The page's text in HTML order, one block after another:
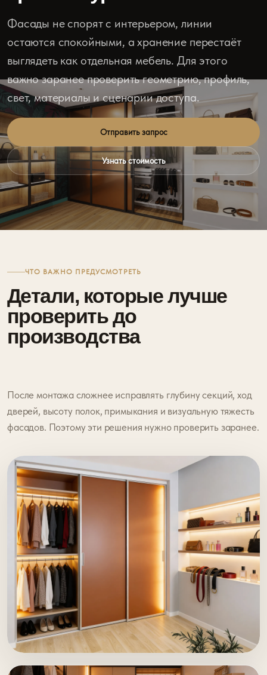
Фасады не спорят с интерьером, линии
остаются спокойными, а хранение перестаёт
выглядеть как отдельная мебель. Для этого
важно заранее проверить геометрию, профиль,
свет, материалы и сценарии доступа.
Отправить запрос
Узнать стоимость
ЧТО ВАЖНО ПРЕДУСМОТРЕТЬ
Детали, которые лучше
проверить до
производства
После монтажа сложнее исправлять глубину секций, ход
дверей, высоту полок, примыкания и визуальную тяжесть
фасадов. Поэтому эти решения нужно проверить заранее.